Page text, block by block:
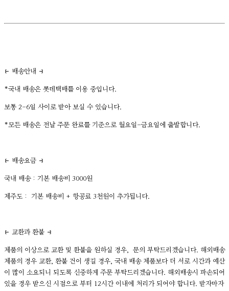
⥼ 배송안내 ⥽
*국내 배송은 롯데택배를 이용 중입니다.
보통 2-6일 사이로 받아 보실 수 있습니다.
*모든 배송은 전날 주문 완료를 기준으로 월요일-금요일에 출발합니다.
⥼ 배송요금 ⥽
국내 배송 : 기본 배송비 3000원
제주도 : 기본 배송비 + 항공료 3천원이 추가됩니다.
⥼ 교환과 환불 ⥽
제품의 이상으로 교환 및 환불을 원하실 경우, 문의 부탁드리겠습니다. 해외배송
제품의 경우 교환, 환불 건이 생길 경우, 국내 배송 제품보다 더 서로 시간과 예산
이 많이 소요되니 되도록 신중하게 주문 부탁드리겠습니다. 해외배송시 파손되어
있을 경우 받으신 시점으로 부터 12시간 이내에 처리가 되어야 합니다. 받자마자